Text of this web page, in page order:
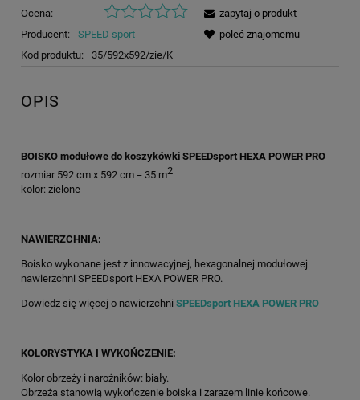
Ocena:
Producent:
SPEED sport
Kod produktu:
35/592x592/zie/K
zapytaj o produkt
poleć znajomemu
OPIS
BOISKO modułowe do koszykówki SPEEDsport HEXA POWER PRO
rozmiar 592 cm x 592 cm = 35 m2
kolor: zielone
NAWIERZCHNIA:
Boisko wykonane jest z innowacyjnej, hexagonalnej modułowej
nawierzchni SPEEDsport HEXA POWER PRO.
Dowiedz się więcej o nawierzchni SPEEDsport HEXA POWER PRO
KOLORYSTYKA I WYKOŃCZENIE:
Kolor obrzeży i narożników: biały.
Obrzeża stanowią wykończenie boiska i zarazem linie końcowe.